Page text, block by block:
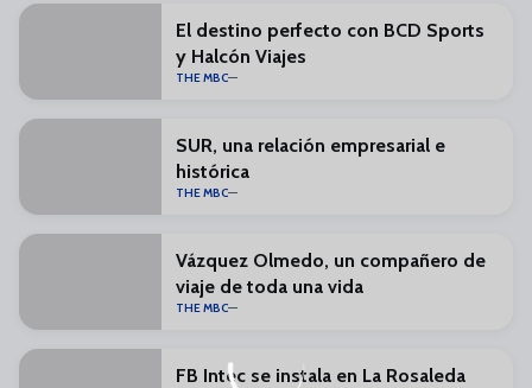
El destino perfecto con BCD Sports
y Halcón Viajes
THE MBC
SUR, una relación empresarial e
histórica
THE MBC
Vázquez Olmedo, un compañero de
viaje de toda una vida
THE MBC
FB Intec se instala en La Rosaleda